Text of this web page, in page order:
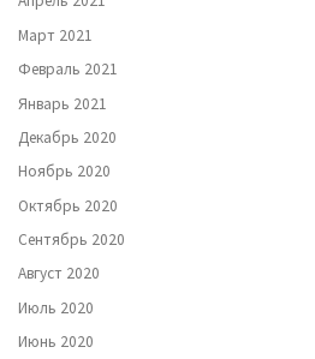
Март 2021
Февраль 2021
Январь 2021
Декабрь 2020
Ноябрь 2020
Октябрь 2020
Сентябрь 2020
Август 2020
Июль 2020
Июнь 2020